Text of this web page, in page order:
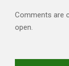
Comments are
open.